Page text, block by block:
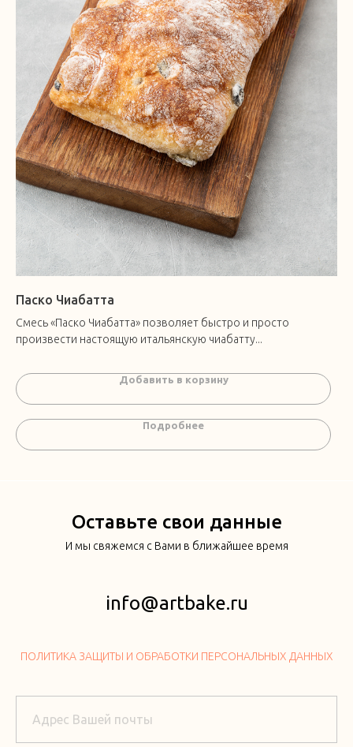
Паско Чиабатта
Смесь «Паско Чиабатта» позволяет быстро и просто
произвести настоящую итальянскую чиабатту...
Добавить в корзину
Подробнее
Оставьте свои данные
И мы свяжемся с Вами в ближайшее время
info@artbake.ru
ПОЛИТИКА ЗАЩИТЫ И ОБРАБОТКИ ПЕРСОНАЛЬНЫХ ДАННЫХ